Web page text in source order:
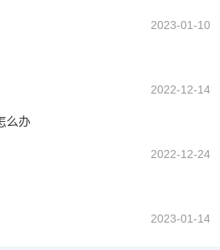
2023-01-10
2022-12-14
么办
2022-12-24
2023-01-14